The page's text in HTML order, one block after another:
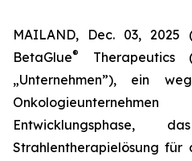
MAILAND, Dec. 03, 2025
BetaGlue®
Therapeutics
„Unternehmen”), ein
Entwicklungsphase,
Strahlentherapielösung für